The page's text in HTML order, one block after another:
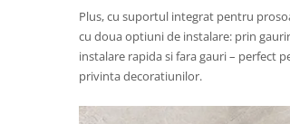
Plus, cu suportul integrat pentru
cu doua optiuni de instalare: prin
instalare rapida si fara gauri – perfect
privinta decoratiunilor.